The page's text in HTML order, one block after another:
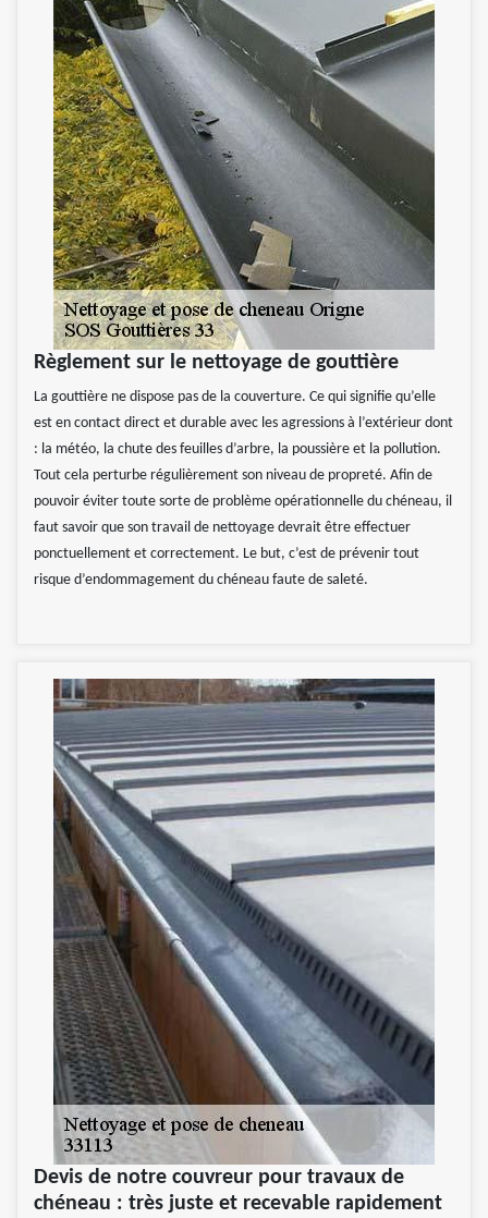
Règlement sur le nettoyage de gouttière
La gouttière ne dispose pas de la couverture. Ce qui signifie qu’elle
est en contact direct et durable avec les agressions à l’extérieur dont
: la météo, la chute des feuilles d’arbre, la poussière et la pollution.
Tout cela perturbe régulièrement son niveau de propreté. Afin de
pouvoir éviter toute sorte de problème opérationnelle du chéneau, il
faut savoir que son travail de nettoyage devrait être effectuer
ponctuellement et correctement. Le but, c’est de prévenir tout
risque d’endommagement du chéneau faute de saleté.
Devis de notre couvreur pour travaux de
chéneau : très juste et recevable rapidement